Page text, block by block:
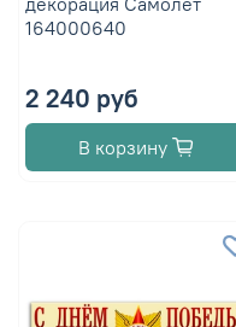
164000640
2 240 руб
В корзину